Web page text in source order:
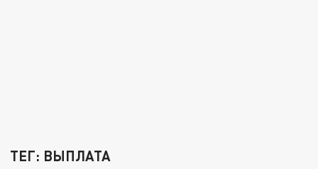
ТЕГ: ВЫПЛАТА